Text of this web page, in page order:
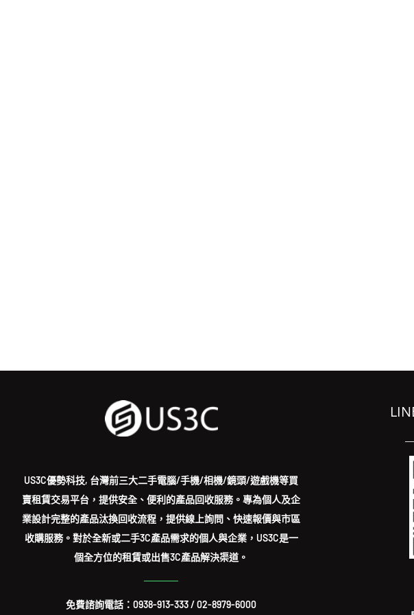
US3C優勢科技, 台灣前三大二手電腦/手機/相機/鏡頭/遊戲機等買
賣租賃交易平台，提供安全、便利的產品回收服務。專為個人及企
業設計完整的產品汰換回收流程，提供線上詢問、快速報價與市區
收購服務。對於全新或二手3C產品需求的個人與企業，US3C是一
個全方位的租賃或出售3C產品解決渠道。
免費諮詢電話：0938-913-333/02-8979-6000